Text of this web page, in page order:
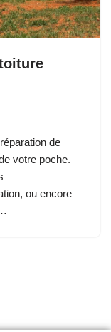
de
votre poche.
ou encore